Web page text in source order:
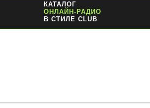
КАТАЛОГ
ОНЛАЙН-РАДИО
В СТИЛЕ CLUB